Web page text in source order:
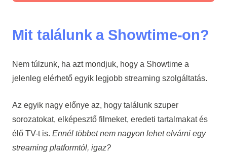
Mit találunk a Showtime-on?
Nem túlzunk, ha azt mondjuk, hogy a Showtime a
jelenleg elérhető egyik legjobb streaming szolgáltatás.
Az egyik nagy előnye az, hogy találunk szuper
sorozatokat, elképesztő filmeket, eredeti tartalmakat és
élő TV-t is. Ennél többet nem nagyon lehet elvárni egy
streaming platformtól, igaz?